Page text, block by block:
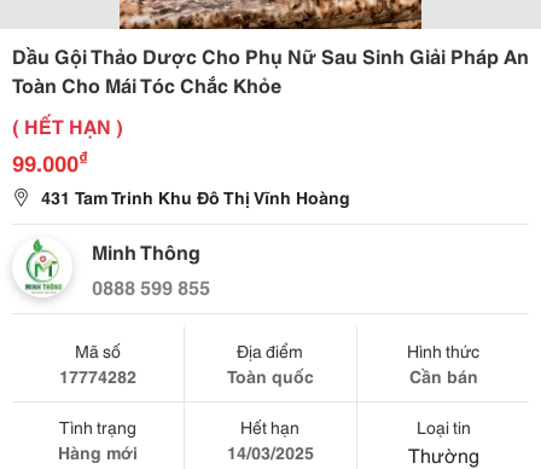
Dầu Gội Thảo Dược Cho Phụ Nữ Sau Sinh Giải Pháp An
Toàn Cho Mái Tóc Chắc Khỏe
( HẾT HẠN )
99.000₫
431 Tam Trinh Khu Đô Thị Vĩnh Hoàng
Minh Thông
0888 599 855
Mã số
17774282
Địa điểm
Toàn quốc
Hình thức
Cần bán
Tình trạng
Hàng mới
Hết hạn
14/03/2025
Loại tin
Thường